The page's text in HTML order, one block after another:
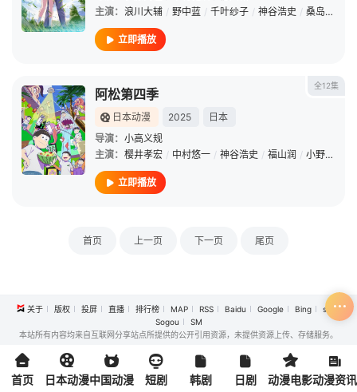
主演： 浪川大辅 / 野中蓝 / 千叶纱子 / 神谷浩史 / 桑岛法子
立即播放
全12集
阿松第四季
日本动漫 2025
日本
导演： 小高义规
主演： 樱井孝宏 / 中村悠一 / 神谷浩史 / 福山润 / 小野大辅
立即播放
首页 上一页 下一页 尾页
关于 版权 投屏 直播 排行榜 MAP RSS Baidu Google Bing
so
Sogou
SM
本站所有内容均来自互联网分享站点所提供的公开引用资源，未提供资源上传、存储服务。
首页 日本动漫中国动漫 短剧 韩剧 日剧 动漫电影动漫资讯